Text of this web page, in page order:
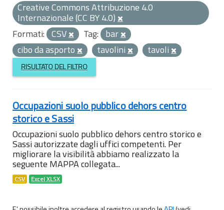
Creative Commons Attribuzione 4.0
Internazionale (CC BY 4.0)
Formati: CSV Tag: bar
cibo da asporto
tavolini tavoli
RISULTATO DEL FILTRO
Occupazioni suolo pubblico dehors centro
storico e Sassi
Occupazioni suolo pubblico dehors centro storico e
Sassi autorizzate dagli uffici competenti. Per
migliorare la visibilità abbiamo realizzato la
seguente MAPPA collegata...
CSV Excel XLSX